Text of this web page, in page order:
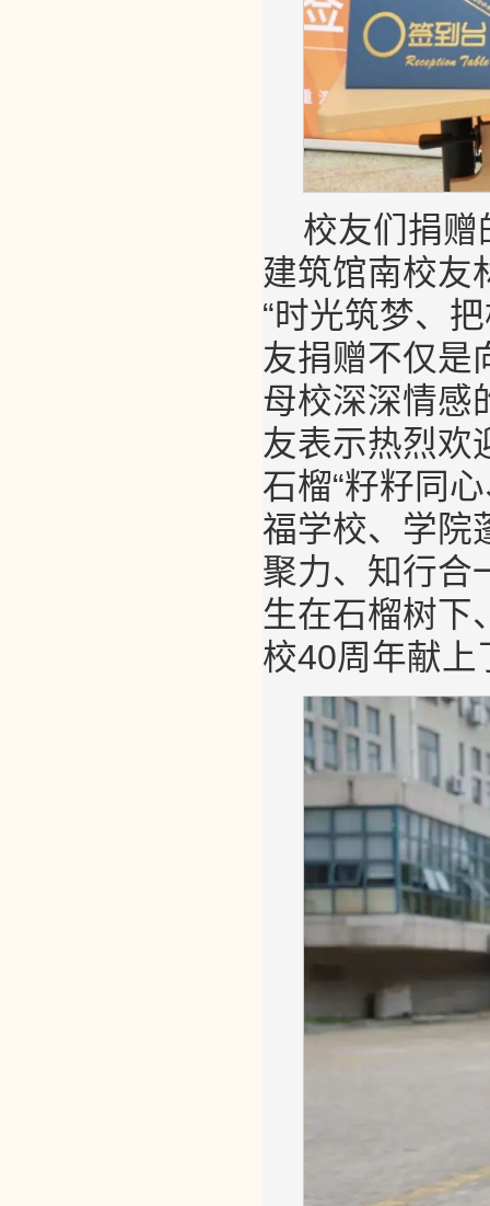
校友们捐赠
建筑馆南校友
“时光筑梦、
友捐赠不仅是
母校深深情感
友表示热烈欢
石榴“籽籽同
福学校、学院
聚力、知行合
生在石榴树下
校40周年献上